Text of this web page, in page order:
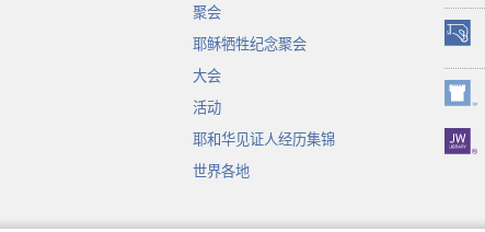
聚会
耶稣牺牲纪念聚会
大会
活动
耶和华见证人经历集锦
世界各地
（打
开
新
窗
口）
（打
开
新